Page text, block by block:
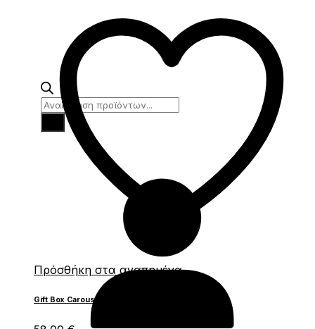
Products
search
Πρόσθήκη στα αγαπημένα
Gift Box Carousel